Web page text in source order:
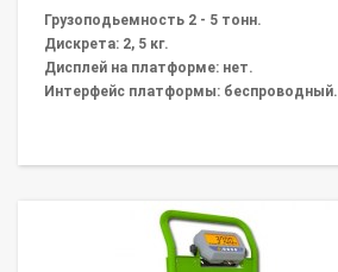
Грузоподьемность 2 - 5 тонн.
Дискрета: 2, 5 кг.
Дисплей на платформе: нет.
Интерфейс платформы: беспроводный.